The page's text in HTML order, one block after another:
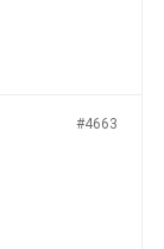
#4663